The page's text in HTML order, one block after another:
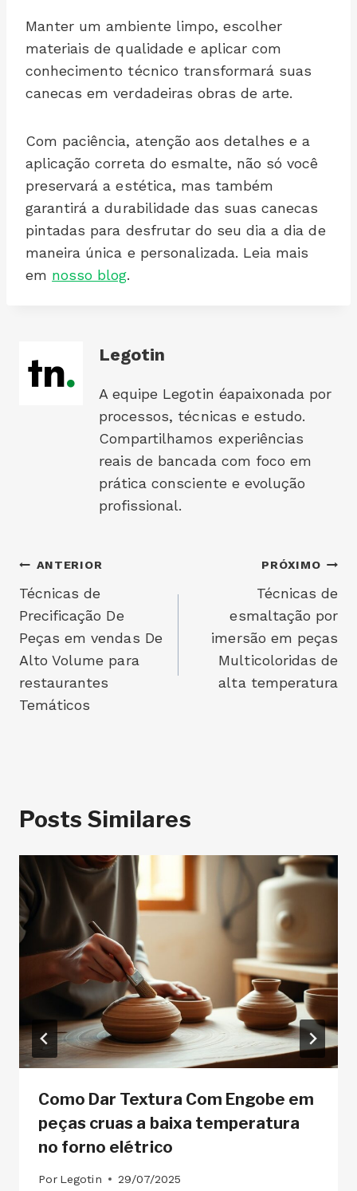
Manter um ambiente limpo, escolher
materiais de qualidade e aplicar com
conhecimento técnico transformará suas
canecas em verdadeiras obras de arte.
Com paciência, atenção aos detalhes e a
aplicação correta do esmalte, não só você
preservará a estética, mas também
garantirá a durabilidade das suas canecas
pintadas para desfrutar do seu dia a dia de
maneira única e personalizada. Leia mais
em nosso blog.
Legotin
A equipe Legotin éapaixonada por
processos, técnicas e estudo.
Compartilhamos experiências
reais de bancada com foco em
prática consciente e evolução
profissional.
Navegação
de
Post
ANTERIOR
Técnicas de
Precificação De
Peças em vendas De
Alto Volume para
restaurantes
Temáticos
PRÓXIMO
Técnicas de
esmaltação por
imersão em peças
Multicoloridas de
alta temperatura
Posts Similares
Como Dar Textura Com Engobe em
peças cruas a baixa temperatura
no forno elétrico
Por Legotin 29/07/2025